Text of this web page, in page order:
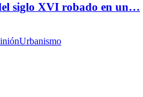
siglo XVI robado en un…
Urbanismo